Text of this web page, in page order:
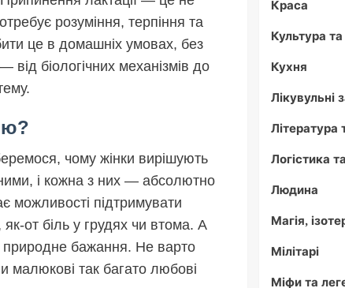
розуміння, терпіння та
це в домашніх умовах, без
біологічних механізмів до
чому жінки вирішують
і кожна з них — абсолютно
можливості підтримувати
от біль у грудях чи втома. А
природне бажання. Не варто
малюкові так багато любові
Краса
Культура
Кухня
Лікувульні
Література
Логістика
Людина
Магія,
Мілітарі
Міфи та